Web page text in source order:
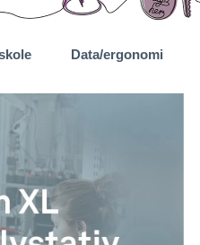
Data/ergonomi